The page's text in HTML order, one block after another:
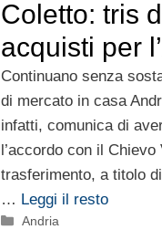
Coletto: tris
acquisti per
Continuano senza
di mercato in casa
infatti, comunica di
l’accordo con il Chievo
trasferimento, a titolo
… Leggi il resto
Categorie
Andria